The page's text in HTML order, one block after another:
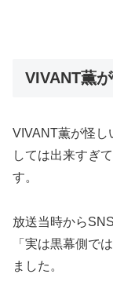
VIVANT薫
VIVANT薫が怪し
しては出来すぎ
す。
放送当時から
「実は黒幕側で
ました。